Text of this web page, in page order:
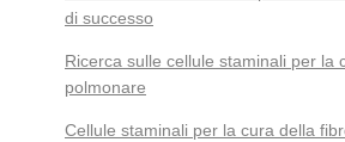
di successo
Ricerca sulle cellule staminali per la
polmonare
Cellule staminali per la cura della